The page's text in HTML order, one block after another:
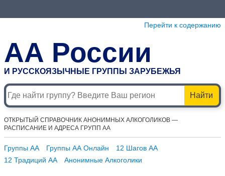
Перейти к содержанию
АА России
И РУССКОЯЗЫЧНЫЕ ГРУППЫ ЗАРУБЕЖЬЯ
Найти
ОТКРЫТЫЙ СПРАВОЧНИК АНОНИМНЫХ АЛКОГОЛИКОВ —
РАСПИСАНИЕ И АДРЕСА ГРУПП АА
Группы АА Группы АА Онлайн
12 Шагов АА
12 Традиций АА
Анонимные Алкоголики